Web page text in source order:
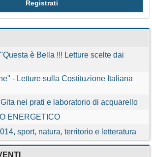
è Bella !!! Letture scelte dai
- Letture sulla Costituzione Italiana
nei prati e laboratorio di acquarello
ENERGETICO
sport, natura, territorio e letteratura